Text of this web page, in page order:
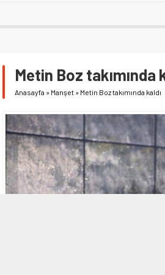
Metin Boz takımında
Anasayfa » Manşet » Metin Boz takımında kaldı